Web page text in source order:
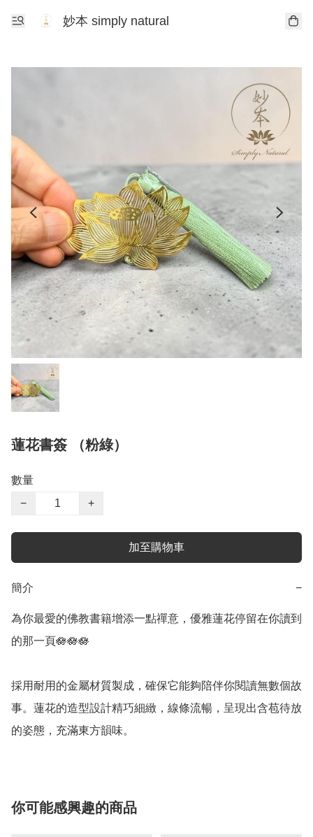
妙本 simply natural
蓮花書簽 （粉綠）
數量
−
+
加至購物車
簡介 −
為你最愛的佛教書籍增添一點禪意，優雅蓮花停留在你讀到
的那一頁🪷🪷🪷
採用耐用的金屬材質製成，確保它能夠陪伴你閱讀無數個故
事。蓮花的造型設計精巧細緻，線條流暢，呈現出含苞待放
的姿態，充滿東方韻味。
你可能感興趣的商品